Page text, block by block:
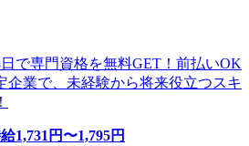
日で専門資格を無料GET！前払いOK
業で、未経験から将来役立つスキ
1,731 円〜1,795円